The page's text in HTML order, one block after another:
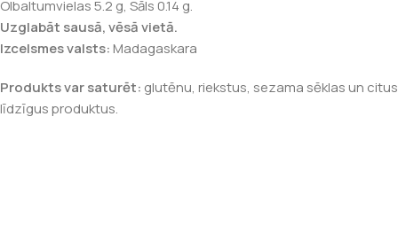
Olbaltumvielas 5.2 g, Sāls 0.14 g.
Uzglabāt sausā, vēsā vietā.
Izcelsmes valsts:Madagaskara
Produkts var saturēt: glutēnu, riekstus, sezama sēklas un citus
līdzīgus produktus.